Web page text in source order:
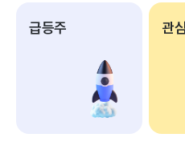
급등주 관